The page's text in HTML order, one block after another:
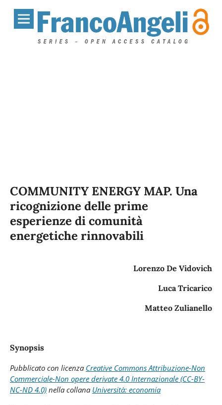
COMMUNITY ENERGY MAP. Una
ricognizione delle prime
esperienze di comunità
energetiche rinnovabili
Lorenzo De Vidovich
Luca Tricarico
Matteo Zulianello
Synopsis
Pubblicato con licenza Creative Commons Attribuzione-Non
Commerciale-Non opere derivate 4.0 Internazionale (CC-BY-
NC-ND 4.0) nella collana Università: economia